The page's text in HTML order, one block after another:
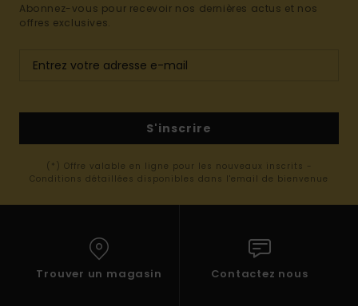
Abonnez-vous pour recevoir nos dernières actus et nos
offres exclusives.
S'inscrire
(*) Offre valable en ligne pour les nouveaux inscrits -
Conditions détaillées disponibles dans l'email de bienvenue
Trouver un magasin Contactez nous